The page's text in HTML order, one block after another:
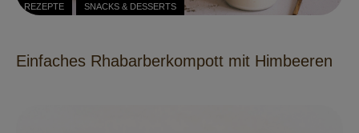
REZEPTE SNACKS & DESSERTS
Einfaches Rhabarberkompott mit Himbeeren